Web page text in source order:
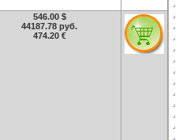
546.00 $
44187.78 руб.
474.20 €